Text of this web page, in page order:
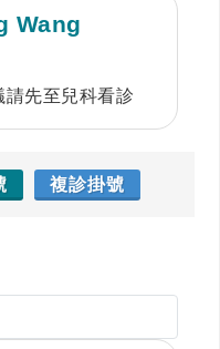
Wang
先至兒科看診
複診掛號